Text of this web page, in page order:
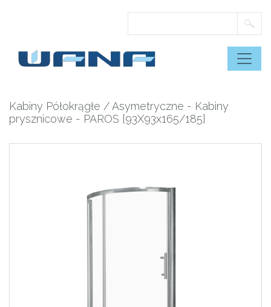
Kabiny Półokrągłe / Asymetryczne - Kabiny
prysznicowe - PAROS [93X93x165/185]